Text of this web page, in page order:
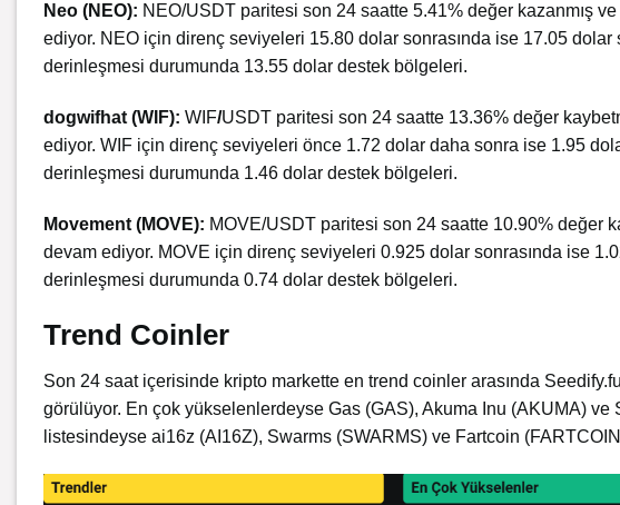
Neo (NEO): NEO/USDT paritesi son 24 saatte 5.41% değer kazanmış
ediyor. NEO için direnç seviyeleri 15.80 dolar sonrasında ise 17.05
derinleşmesi durumunda 13.55 dolar destek bölgeleri.
dogwifhat (WIF): WIF/USDT paritesi son 24 saatte 13.36% değer
ediyor. WIF için direnç seviyeleri önce 1.72 dolar daha sonra ise 1.95
derinleşmesi durumunda 1.46 dolar destek bölgeleri.
Movement (MOVE): MOVE/USDT paritesi son 24 saatte 10.90% değer
devam ediyor. MOVE için direnç seviyeleri 0.925 dolar sonrasında ise
derinleşmesi durumunda 0.74 dolar destek bölgeleri.
Trend Coinler
Son 24 saat içerisinde kripto markette en trend coinler arasında
görülüyor. En çok yükselenlerdeyse Gas (GAS), Akuma Inu (AKUMA)
listesindeyse ai16z (AI16Z), Swarms (SWARMS) ve Fartcoin